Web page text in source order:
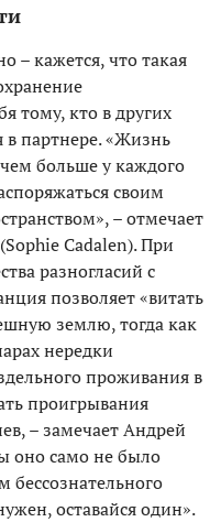
– кажется, что такая
тому, кто в других
в партнере. «Жизнь
больше у каждого
своим
– отмечает
Cadalen). При
разногласий с
позволяет «витать
землю, тогда как
нередки
проживания в
проигрывания
– замечает Андрей
оно само не было
бессознательного
оставайся один».